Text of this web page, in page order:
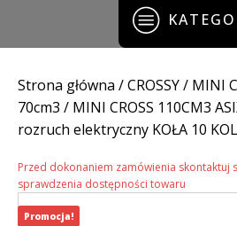
Strona główna /CROSSY/ MINI
70cm3 / MINI CROSS 110CM3
rozruch elektryczny KOŁA 10
Przed dokonaniem zamówienia skontaktuj
sprawdzenia dostępności towaru
Promocja!